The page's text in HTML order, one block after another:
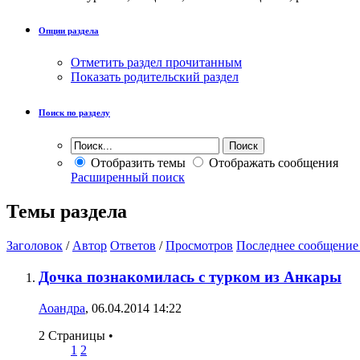
Опции раздела
Отметить раздел прочитанным
Показать родительский раздел
Поиск по разделу
Отобразить темы
Отображать сообщения
Расширенный поиск
Темы раздела
Заголовок / Автор Ответов /Просмотров Последнее сообщение
Дочка познакомилась с турком из Анкары
Аоандра, 06.04.2014 14:22
2 Страницы •
1 2